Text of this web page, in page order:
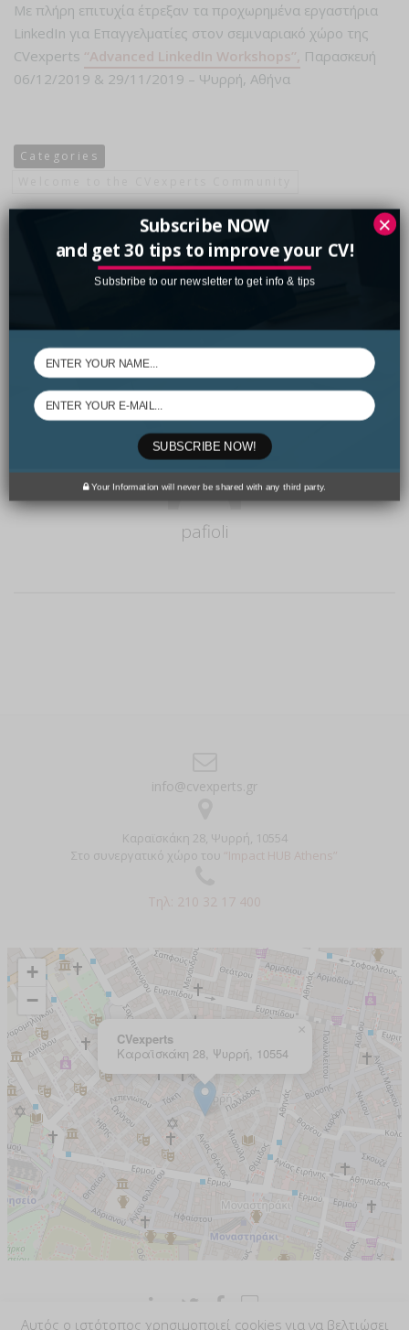
Με πλήρη επιτυχία έτρεξαν τα προχωρημένα εργαστήρια
LinkedIn για Επαγγελματίες στον σεμιναριακό χώρο της
CVexperts “Advanced LinkedIn Workshops”, Παρασκευή
06/12/2019 & 29/11/2019 – Ψυρρή, Αθήνα
Categories
pafioli
info@cvexperts.gr
Καραϊσκάκη 28, Ψυρρή, 10554
Στο συνεργατικό χώρο του “Impact HUB Athens”
Τηλ: 210 32 17 400
Αυτός ο ιστότοπος χρησιμοποιεί cookies για να βελτιώσει
Subscribe NOW
and get 30 tips to improve your CV!
Subsbribe to our newsletter to get info & tips
Your Information will never be shared with any third party.
SUBSCRIBE NOW!
×